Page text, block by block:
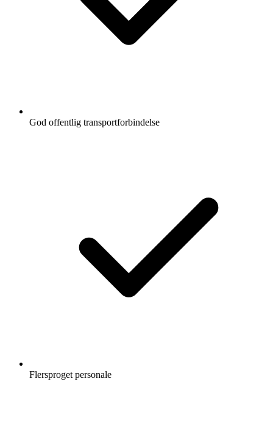
God offentlig transportforbindelse
Flersproget personale